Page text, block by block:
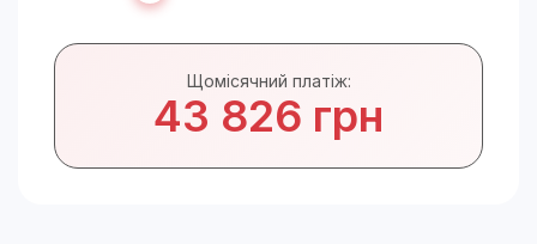
Щомісячний платіж:
43 826 грн